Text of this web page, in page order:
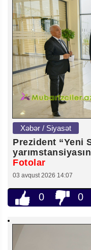
Xəbər / Siyasət
Prezident “Yeni
Fotolar
03 avqust 2026 14:07
0 0